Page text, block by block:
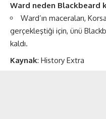
Ward neden Blackbeard
Ward’ın maceraları,
gerçekleştiği için, ünü
kaldı.
Kaynak: History Extra